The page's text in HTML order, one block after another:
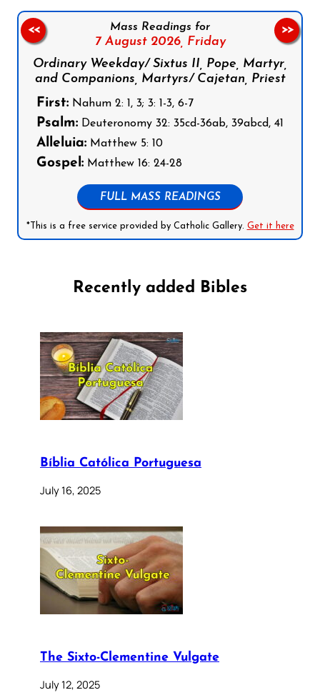
Mass Readings for
7 August 2026, Friday
Ordinary Weekday/ Sixtus II, Pope, Martyr,
and Companions, Martyrs/ Cajetan, Priest
First: Nahum 2: 1, 3; 3: 1-3, 6-7
Psalm: Deuteronomy 32: 35cd-36ab, 39abcd, 41
Alleluia: Matthew 5: 10
Gospel: Matthew 16: 24-28
FULL MASS READINGS
*This is a free service provided by Catholic Gallery. Get it here
<< >>
Recently added Bibles
Bíblia Católica Portuguesa
July 16, 2025
The Sixto-Clementine Vulgate
July 12, 2025